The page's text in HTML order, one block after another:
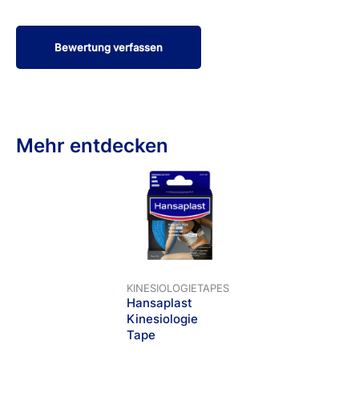
Bewertung verfassen
Mehr entdecken
KINESIOLOGIETAPES
Hansaplast
Kinesiologie
Tape